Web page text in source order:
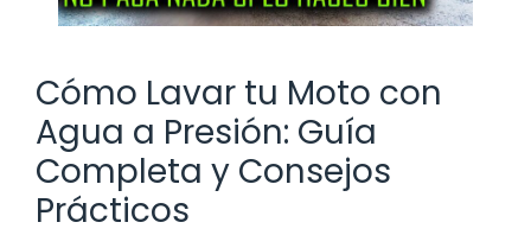
Cómo Lavar tu Moto con
Agua a Presión: Guía
Completa y Consejos
Prácticos